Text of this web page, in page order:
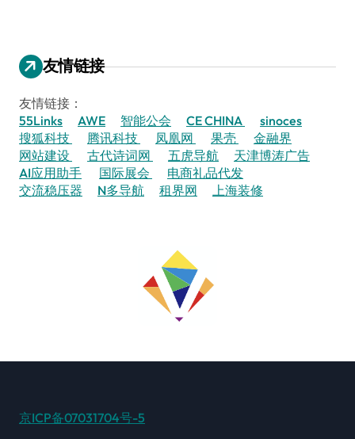
友情链接
友情链接：
55Links
AWE 智能公会 CE CHINA
sinoces
搜狐科技
腾讯科技 凤凰网 果壳
金融界
网站建设
古代诗词网 五虎导航
天津博涛广告
AI应用助手
国际展会
电商礼品代发
交流稳压器
N多导航 租界网 上海装修
京ICP备07031704号-5